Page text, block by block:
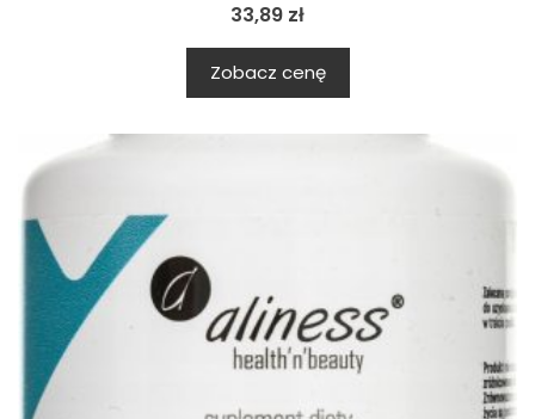
33,89 zł
Zobacz cenę